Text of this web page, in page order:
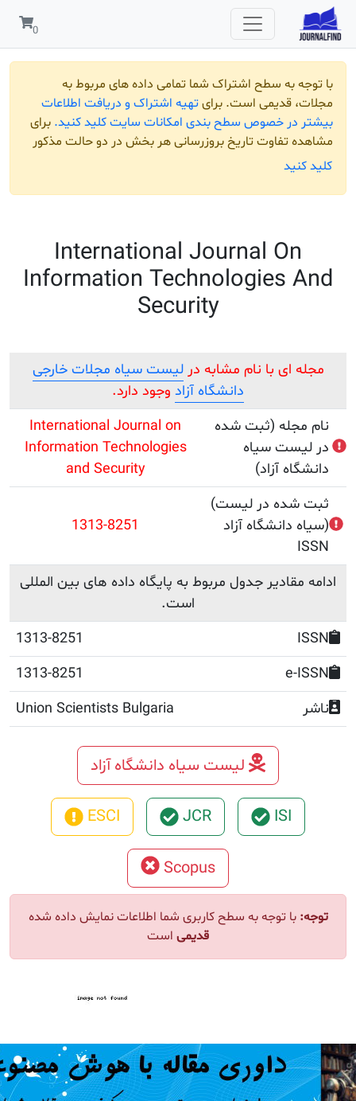
به سطح اشتراک شما تمامی داده های مربوط به
قدیمی است. برای تهیه اشتراک و دریافت اطلاعات
خصوص سطح بندی امکانات سایت کلید کنید.برای
تاریخ بروزرسانی هر بخش در دو حالت مذکور
International Journal
Information Technologies
Security
با نام مشابه در لیست سیاه مجلات خارجی
دانشگاه آزادوجود دارد.
International Journal on
Information Technologies
and Security
(ثبت شده
سیاه
آزاد)
1313-8251
(ثبت شده در لیست
آزاد)
جدول مربوط به پایگاه داده های بین المللی
1313-8251
1313-8251
Union Scientists Bulgaria
لیست سیاه دانشگاه آزاد
JCR
ESCI
توجه به سطح کاربری شما اطلاعات نمایش داده شده
است